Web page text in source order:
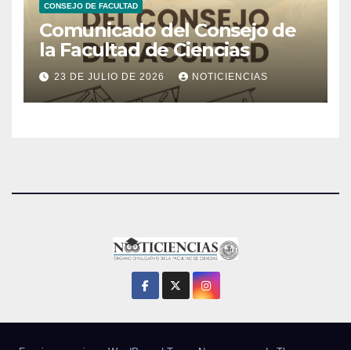
CONSEJO DE FACULTAD
Comunicado del Consejo de
la Facultad de Ciencias
23 DE JULIO DE 2026 NOTICIENCIAS